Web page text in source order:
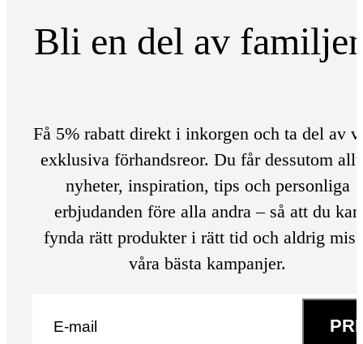
Bli en del av
Få 5% rabatt direkt i inkorgen och ta del av
exklusiva förhandsreor. Du får dessutom
nyheter, inspiration, tips och personliga
erbjudanden före alla andra – så att du kan
fynda rätt produkter i rätt tid och aldrig
våra bästa kampanjer.